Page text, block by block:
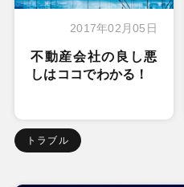
2017年02月05日
不動産会社の良し悪
しはココでわかる！
トラブル